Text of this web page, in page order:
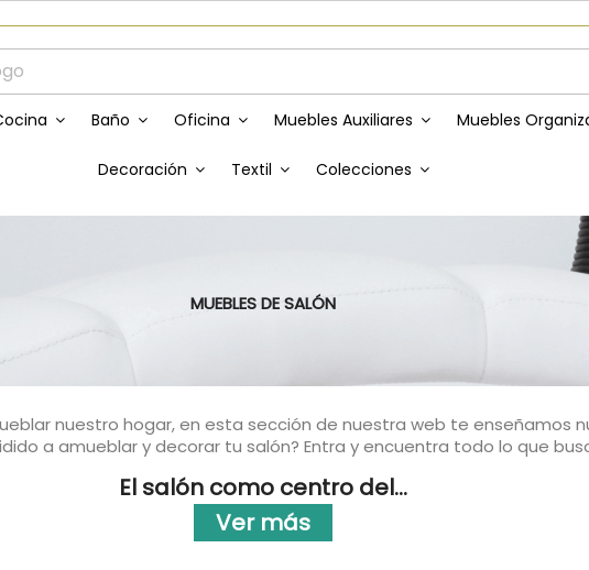
Baño Oficina Muebles Auxiliares Muebles
Decoración Textil Colecciones
MUEBLES DE SALÓN
nuestro hogar, en esta sección de nuestra web te enseñamos
a amueblar y decorar tu salón? Entra y encuentra todo lo que
El salón como centro del...
Ver más